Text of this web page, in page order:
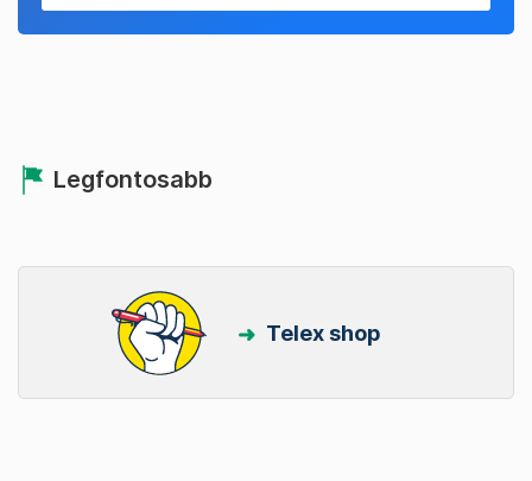
Legfontosabb
Telex shop